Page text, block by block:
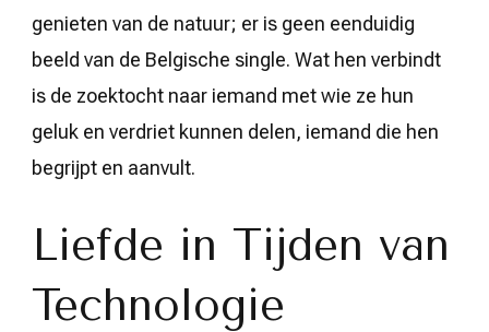
genieten van de natuur; er is geen eenduidig
beeld van de Belgische single. Wat hen verbindt
is de zoektocht naar iemand met wie ze hun
geluk en verdriet kunnen delen, iemand die hen
begrijpt en aanvult.
Liefde in Tijden van
Technologie